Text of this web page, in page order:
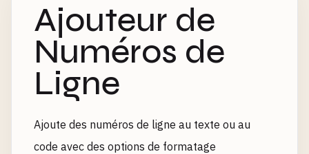
Ajouteur de
Numéros de
Ligne
Ajoute des numéros de ligne au texte ou au
code avec des options de formatage